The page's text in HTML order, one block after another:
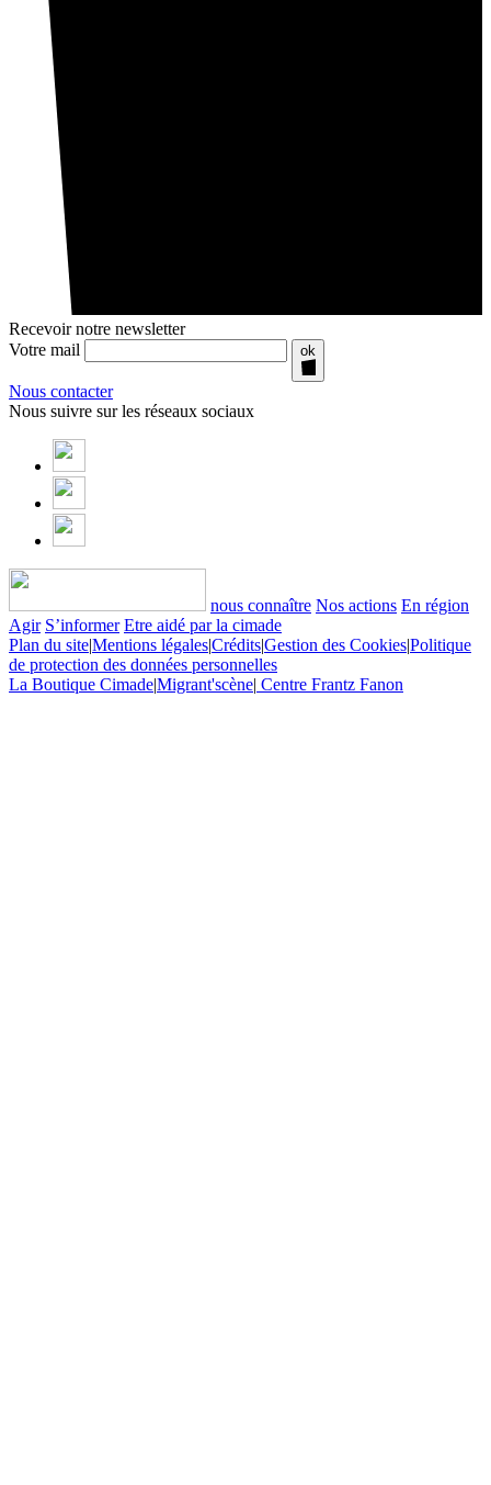
Recevoir notre newsletter
Votre mail
ok
Nous contacter
Nous suivre sur les réseaux sociaux
nous connaître Nos actions En région
Agir S’informer Etre aidé par la cimade
Plan du site|Mentions légales|Crédits|Gestion des Cookies|Politique
de protection des données personnelles
La Boutique Cimade|Migrant'scène| Centre Frantz Fanon